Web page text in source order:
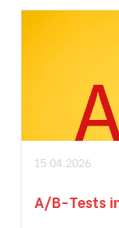
15.04.2026
A/B-Tests